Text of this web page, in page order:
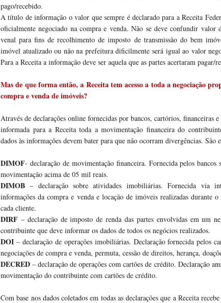
pago/recebido.
A título de informação o valor que sempre é declarado para a Receita
oficialmente negociado na compra e venda. Não se deve confundir valor
venal para fins de recolhimento de imposto de transmissão do bem
imóvel atualizado ou não na prefeitura dificilmente será igual ao valor
Para a Receita a informação deve ser aquela que as partes acertaram pagar/
Mas de que forma então, a Receita tem acesso a toda a negociação
compra e venda de imóveis?
Através de declarações online fornecidas por bancos, cartórios, financeiras
informada para a Receita toda a movimentação financeira do
dados às informações devem bater para que não ocorram divergências. São
DIMOF- declaração de movimentação financeira. Fornecida pelos bancos
movimentação acima de 05 mil reais.
DIMOB – declaração sobre atividades imobiliárias. Fornecida via
informações da compra e venda e locação de imóveis realizadas durante
cada cliente.
DIRF – declaração de imposto de renda das partes envolvidas em um
contribuinte que deve informar os dados de todos os negócios realizados.
DOI – declaração de operações imobiliárias. Declaração fornecida pelos
negociações de compra e venda, permuta, cessão de direitos, herança,
DECRED – declaração de operações com cartões de crédito. Declaração
movimentação do contribuinte com cartões de crédito.
Com base nos dados coletados em todas as declarações que a Receita